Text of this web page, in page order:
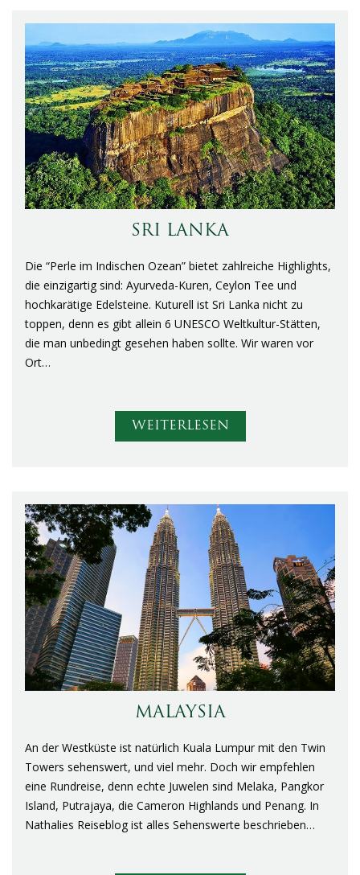
SRI LANKA
Die “Perle im Indischen Ozean” bietet zahlreiche Highlights,
die einzigartig sind: Ayurveda-Kuren, Ceylon Tee und
hochkarätige Edelsteine. Kuturell ist Sri Lanka nicht zu
toppen, denn es gibt allein 6 UNESCO Weltkultur-Stätten,
die man unbedingt gesehen haben sollte. Wir waren vor
Ort…
WEITERLESEN
MALAYSIA
An der Westküste ist natürlich Kuala Lumpur mit den Twin
Towers sehenswert, und viel mehr. Doch wir empfehlen
eine Rundreise, denn echte Juwelen sind Melaka, Pangkor
Island, Putrajaya, die Cameron Highlands und Penang. In
Nathalies Reiseblog ist alles Sehenswerte beschrieben…